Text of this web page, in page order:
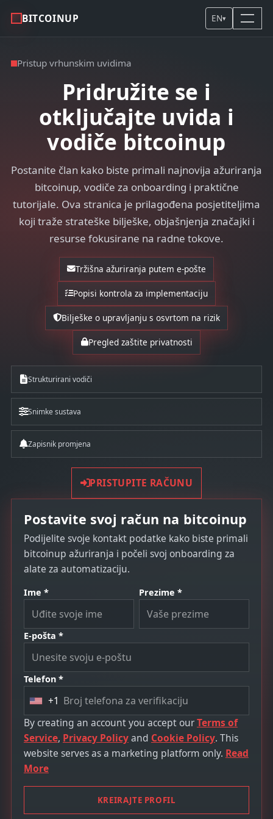
BITCOINUP EN▾
Pristup vrhunskim uvidima
Pridružite se i
otključajte uvida i
vodiče bitcoinup
Postanite član kako biste primali najnovija ažuriranja
bitcoinup, vodiče za onboarding i praktične
tutorijale. Ova stranica je prilagođena posjetiteljima
koji traže strateške bilješke, objašnjenja značajki i
resurse fokusirane na radne tokove.
Tržišna ažuriranja putem e-pošte
Popisi kontrola za implementaciju
Bilješke o upravljanju s osvrtom na rizik
Pregled zaštite privatnosti
Strukturirani vodiči
Snimke sustava
Zapisnik promjena
PRISTUPITE RAČUNU
Postavite svoj račun na bitcoinup
Podijelite svoje kontakt podatke kako biste primali
bitcoinup ažuriranja i počeli svoj onboarding za
alate za automatizaciju.
Ime * Prezime *
E-pošta *
Telefon *
U
n
i
t
e
t
+1
By creating an account you accept ourTerms of
Service, Privacy Policyand Cookie Policy. This
website serves as a marketing platform only. Read
More
KREIRAJTE PROFIL